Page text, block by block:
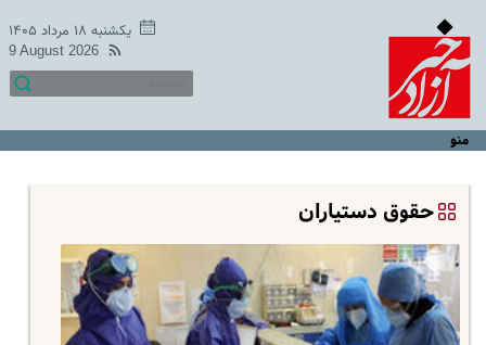
یکشنبه ۱۸ مرداد ۱۴۰۵
9 August 2026
منو
حقوق دستیاران